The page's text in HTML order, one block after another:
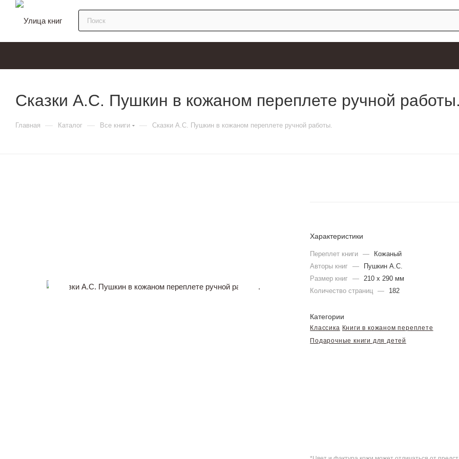
Сказки А.С. Пушкин в кожаном переплете ручной
Главная — Каталог — Все книги — Сказки А.С. Пушкин в кожаном переплете ручной работы.
Характеристики
Переплет книги —
Кожаный
Авторы книг
—
Пушкин А.С.
Размер книг
—
210 х 290 мм
Количество страниц
— 182
Категории
Классика Книги в кожаном переплете
Подарочные книги для детей